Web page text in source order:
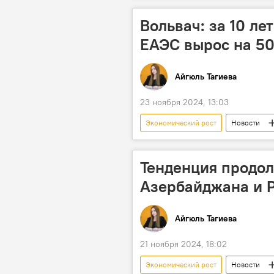
Вольвач: за 10
ЕАЭС вырос на
Айгюль Тагиева
23 ноября 2024, 13:03
Экономический рост Новости
Показатели ВВП
Торговля
Тенденция
Азербайджана и
Айгюль Тагиева
21 ноября 2024, 18:02
Экономический рост Новости